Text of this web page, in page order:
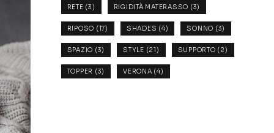
RETE (3) RIGIDITÀ MATERASSO (3)
RIPOSO (17) SHADES (4) SONNO (3)
SPAZIO (3) STYLE (21) SUPPORTO (2)
TOPPER (3) VERONA (4)